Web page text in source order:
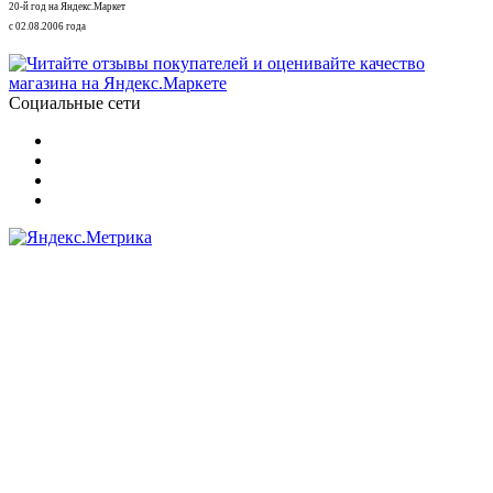
20-й год на Яндекс.Маркет
с 02.08.2006 года
Социальные сети